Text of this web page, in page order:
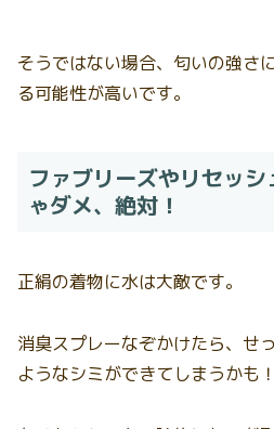
そうではない場合、匂いの強さ
る可能性が高いです。
ファブリーズやリセッ
ゃダメ、絶対！
正絹の着物に水は大敵です。
消臭スプレーなぞかけたら、せ
ようなシミができてしまうかも！